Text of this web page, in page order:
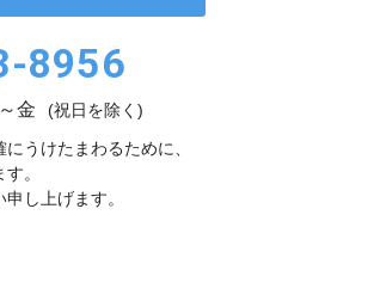
8956
金
(祝日を除く)
うけたまわるために、
。
し上げます。